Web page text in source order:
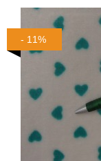
- 11%